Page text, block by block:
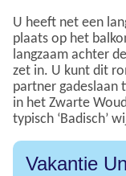
U heeft net een
plaats op het
langzaam achter
zet in. U kunt dit
partner gadeslaan
in het Zwarte
typisch ‘Badisch’
Vakantie